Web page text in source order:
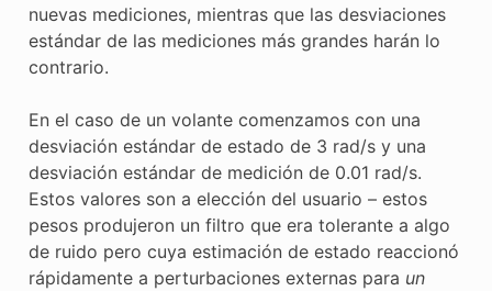
nuevas mediciones, mientras que las desviaciones
estándar de las mediciones más grandes harán lo
contrario.
En el caso de un volante comenzamos con una
desviación estándar de estado de 3 rad/s y una
desviación estándar de medición de 0.01 rad/s.
Estos valores son a elección del usuario – estos
pesos produjeron un filtro que era tolerante a algo
de ruido pero cuya estimación de estado reaccionó
rápidamente a perturbaciones externas para un